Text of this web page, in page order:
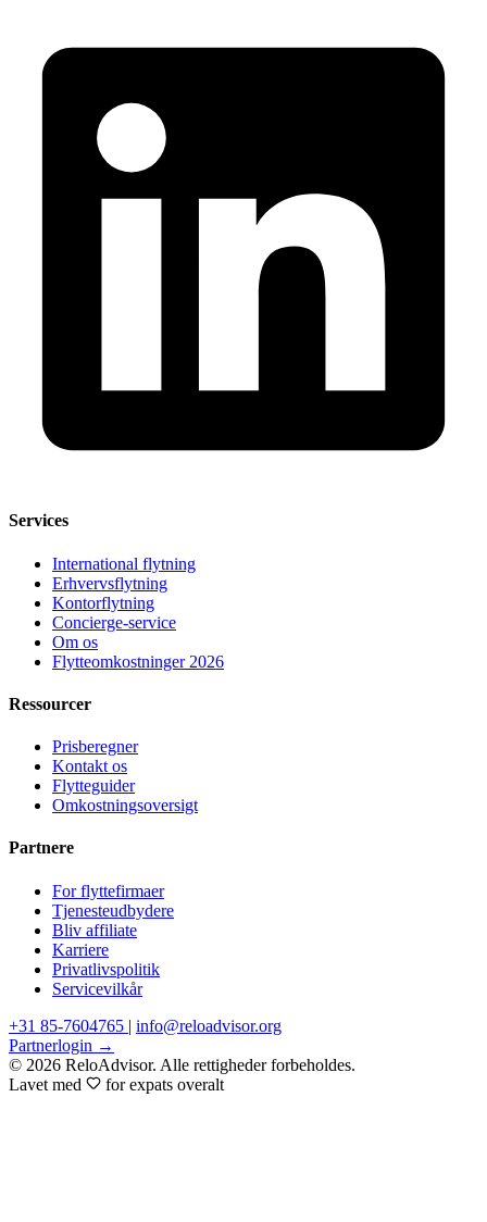
Services
International flytning
Erhvervsflytning
Kontorflytning
Concierge-service
Om os
Flytteomkostninger 2026
Ressourcer
Prisberegner
Kontakt os
Flytteguider
Omkostningsoversigt
Partnere
For flyttefirmaer
Tjenesteudbydere
Bliv affiliate
Karriere
Privatlivspolitik
Servicevilkår
+31 85-7604765 | info@reloadvisor.org
Partnerlogin →
© 2026 ReloAdvisor. Alle rettigheder forbeholdes.
Lavet med
for expats overalt